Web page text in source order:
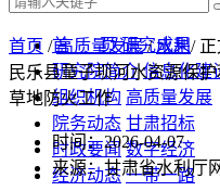
首 页 研究成果
研究院简介 信息化建
组织机构 高质量发展
院务动态 甘肃招标
时政要闻 数字经济
经济动态 一带一路
首页 /高质量发展/水利/
民乐县童子坝河水资源保
草地防火工作
时间：2026-04-07
来源：甘肃省水利厅